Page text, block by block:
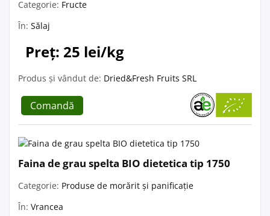
Categorie: Fructe
În: Sălaj
Preț: 25 lei/kg
Produs și vândut de: Dried&Fresh Fruits SRL
Comandă
Faina de grau spelta BIO dietetica tip 1750
Categorie: Produse de morărit și panificație
În: Vrancea